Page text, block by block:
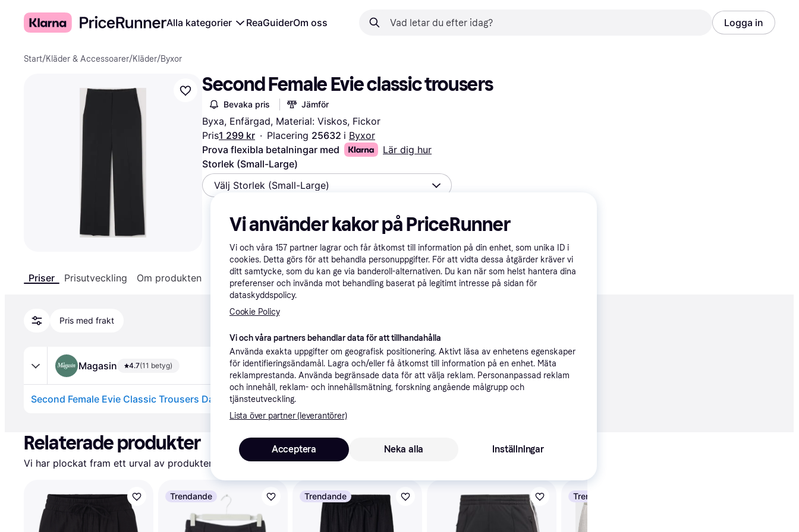
Alla kategorier ReaGuiderOm oss Logga in
Start/Kläder & Accessoarer/Kläder/Byxor
Second Female Evie classic trousers
Bevaka pris Jämför
Byxa, Enfärgad, Material: Viskos, Fickor
Pris1 299 kr · Placering 25632 i Byxor
Prova flexibla betalningar med
Lär dig hur
Storlek (Small-Large)
Välj Storlek (Small-Large)
Priser Prisutveckling Om produkten Specifikationer
Pris med frakt
Magasin 4.7(11 betyg)
Relaterade produkter
Vi har plockat fram ett urval av produkter som kanske skulle intressera dig.
Trendande Trendande Trendande
Vi använder kakor på PriceRunner
Vi och våra 157 partner lagrar och får åtkomst till information på din enhet, som unika ID i
cookies. Detta görs för att behandla personuppgifter. För att vidta dessa åtgärder kräver vi
ditt samtycke, som du kan ge via banderoll-alternativen. Du kan när som helst hantera dina
preferenser och invända mot behandling baserat på legitimt intresse på sidan för
dataskyddspolicy.
Cookie Policy
Vi och våra partners behandlar data för att tillhandahålla
Använda exakta uppgifter om geografisk positionering. Aktivt läsa av enhetens egenskaper
för identifieringsändamål. Lagra och/eller få åtkomst till information på en enhet. Mäta
reklamprestanda. Använda begränsade data för att välja reklam. Personanpassad reklam
och innehåll, reklam- och innehållsmätning, forskning angående målgrupp och
tjänsteutveckling.
Lista över partner (leverantörer)
Neka alla
Acceptera Inställningar